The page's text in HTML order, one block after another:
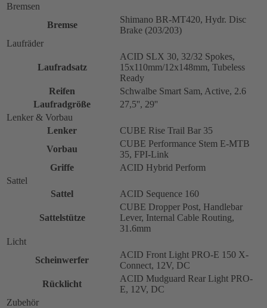
Bremsen
Bremse
Shimano BR-MT420, Hydr. Disc
Brake (203/203)
Laufräder
Laufradsatz
ACID SLX 30, 32/32 Spokes,
15x110mm/12x148mm, Tubeless
Ready
Reifen
Schwalbe Smart Sam, Active, 2.6
Laufradgröße
27,5'', 29''
Lenker & Vorbau
Lenker
CUBE Rise Trail Bar 35
Vorbau
CUBE Performance Stem E-MTB
35, FPI-Link
Griffe
ACID Hybrid Perform
Sattel
Sattel
ACID Sequence 160
Sattelstütze
CUBE Dropper Post, Handlebar
Lever, Internal Cable Routing,
31.6mm
Licht
Scheinwerfer
ACID Front Light PRO-E 150 X-
Connect, 12V, DC
Rücklicht
ACID Mudguard Rear Light PRO-
E, 12V, DC
Zubehör